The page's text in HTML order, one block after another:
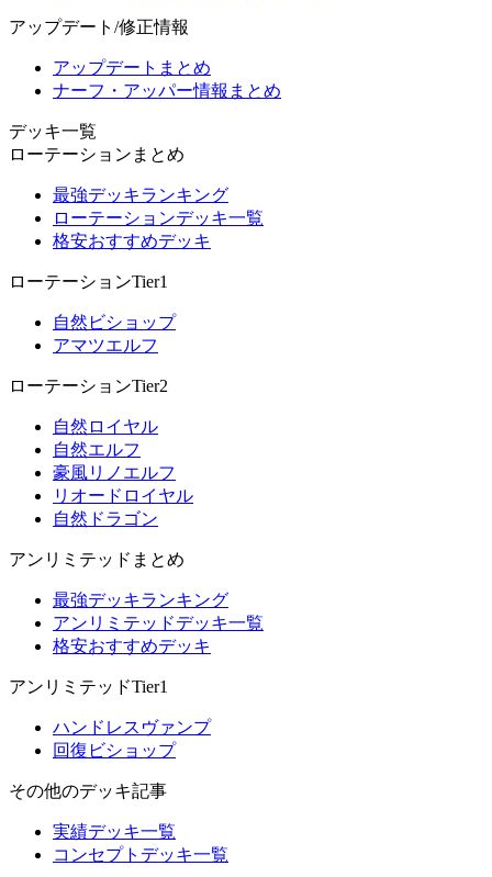
アップデート/修正情報
アップデートまとめ
ナーフ・アッパー情報まとめ
デッキ一覧
ローテーションまとめ
最強デッキランキング
ローテーションデッキ一覧
格安おすすめデッキ
ローテーションTier1
自然ビショップ
アマツエルフ
ローテーションTier2
自然ロイヤル
自然エルフ
豪風リノエルフ
リオードロイヤル
自然ドラゴン
アンリミテッドまとめ
最強デッキランキング
アンリミテッドデッキ一覧
格安おすすめデッキ
アンリミテッドTier1
ハンドレスヴァンプ
回復ビショップ
その他のデッキ記事
実績デッキ一覧
コンセプトデッキ一覧